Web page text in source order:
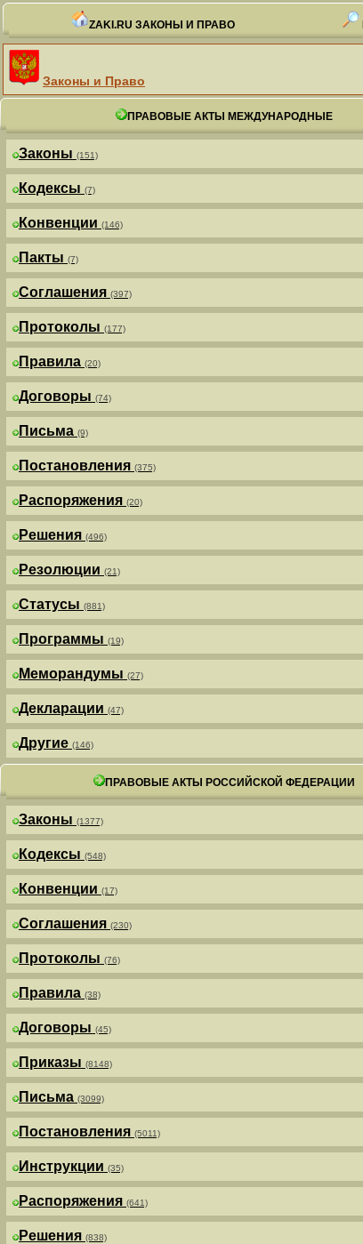
ZAKI.RU ЗАКОНЫ И ПРАВО
Законы и Право
ПРАВОВЫЕ АКТЫ МЕЖДУНАРОДНЫЕ
Законы (151)
Кодексы (7)
Конвенции (146)
Пакты (7)
Соглашения (397)
Протоколы (177)
Правила (20)
Договоры (74)
Письма (9)
Постановления (375)
Распоряжения (20)
Решения (496)
Резолюции (21)
Статусы (881)
Программы (19)
Меморандумы (27)
Декларации (47)
Другие (146)
ПРАВОВЫЕ АКТЫ РОССИЙСКОЙ ФЕДЕРАЦИИ
Законы (1377)
Кодексы (548)
Конвенции (17)
Соглашения (230)
Протоколы (76)
Правила (38)
Договоры (45)
Приказы (8148)
Письма (3099)
Постановления (5011)
Инструкции (35)
Распоряжения (641)
Решения (838)